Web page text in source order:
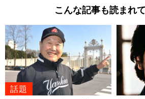
こんな記事も読まれ
話題